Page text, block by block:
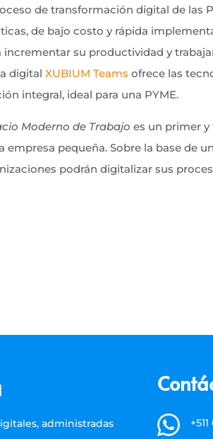
de transformación digital de las
de bajo costo y rápida
incrementar su productividad y
digitalXUBIUM Teams ofrece las
integral, ideal para una PYME.
Moderno de Trabajo es un primer
empresa pequeña. Sobre la base de
podrán digitalizar sus
administradas